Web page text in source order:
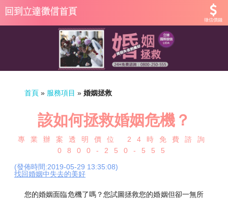
徵信價錢
首頁 » 服務項目 » 婚姻拯救
該如何拯救婚姻危機？
專業辦案透明價位 24時免費諮詢
0800-250-555
(發佈時間:2019-05-29 13:35:08)
找回婚姻中失去的美好
您的婚姻面臨危機了嗎？您試圖拯救您的婚姻但卻一無所